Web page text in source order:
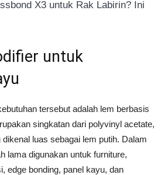
X3 untuk Rak Labirin? Ini
untuk
tersebut adalah lem berbasis
singkatan dari polyvinyl acetate,
luas sebagai lem putih. Dalam
lama digunakan untuk furniture,
edge bonding, panel kayu, dan